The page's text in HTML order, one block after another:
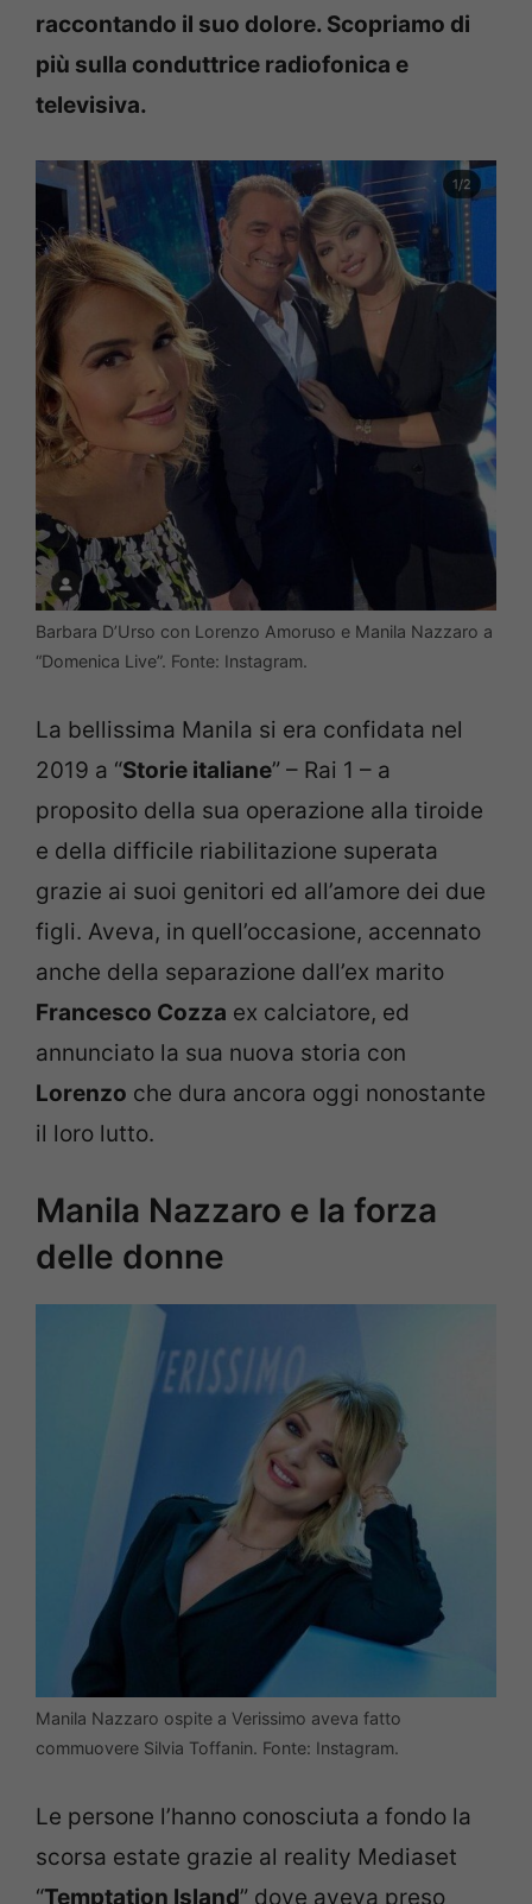
raccontando il suo dolore. Scopriamo di
più sulla conduttrice radiofonica e
televisiva.
Barbara D’Urso con Lorenzo Amoruso e Manila Nazzaro a
“Domenica Live”. Fonte: Instagram.
La bellissima Manila si era confidata nel
2019 a “Storie italiane” – Rai 1 – a
proposito della sua operazione alla tiroide
e della difficile riabilitazione superata
grazie ai suoi genitori ed all’amore dei due
figli. Aveva, in quell’occasione, accennato
anche della separazione dall’ex marito
Francesco Cozza ex calciatore, ed
annunciato la sua nuova storia con
Lorenzo che dura ancora oggi nonostante
il loro lutto.
Manila Nazzaro e la forza
delle donne
Manila Nazzaro ospite a Verissimo aveva fatto
commuovere Silvia Toffanin. Fonte: Instagram.
Le persone l’hanno conosciuta a fondo la
scorsa estate grazie al reality Mediaset
“Temptation Island” dove aveva preso